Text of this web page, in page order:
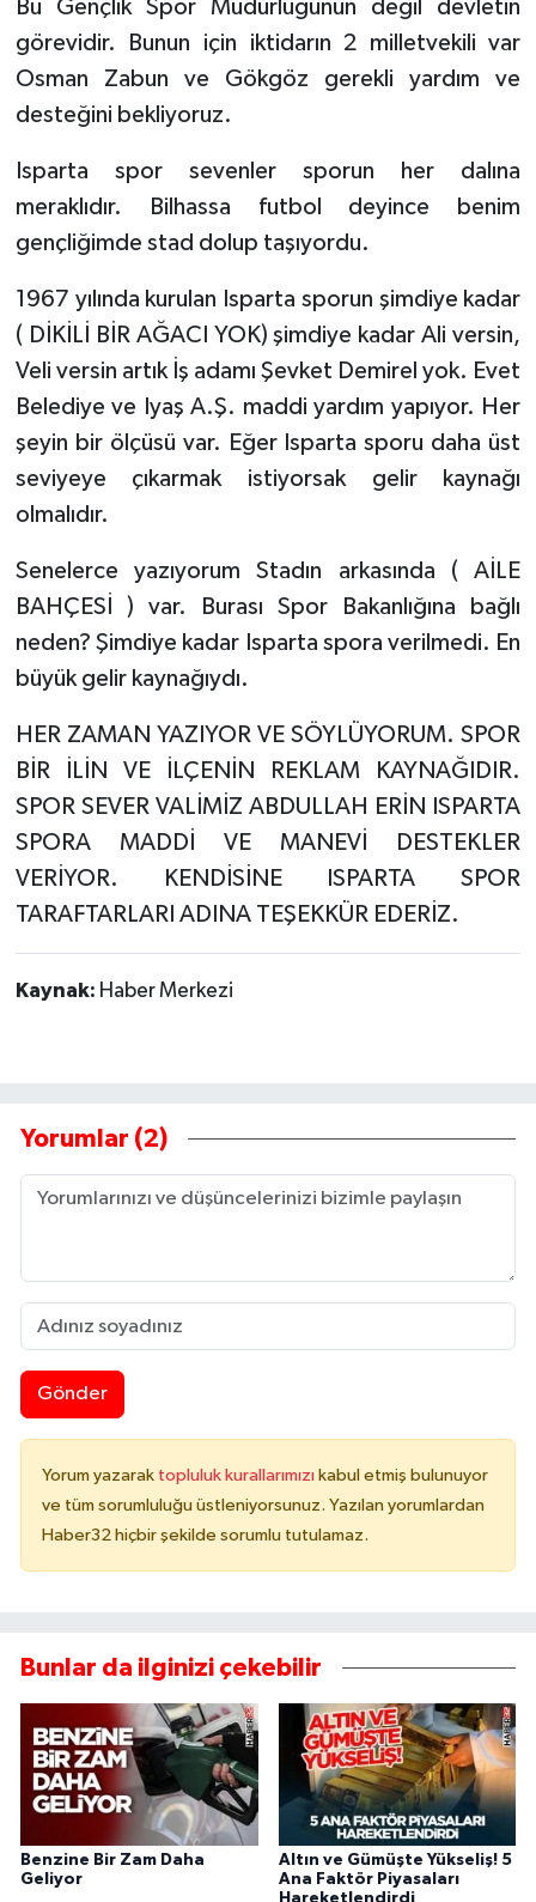
Bu Gençlik Spor Müdürlüğünün değil devletin
görevidir. Bunun için iktidarın 2 milletvekili var
Osman Zabun ve Gökgöz gerekli yardım ve
desteğini bekliyoruz.
Isparta spor sevenler sporun her dalına
meraklıdır. Bilhassa futbol deyince benim
gençliğimde stad dolup taşıyordu.
1967 yılında kurulan Isparta sporun şimdiye kadar
( DİKİLİ BİR AĞACI YOK) şimdiye kadar Ali versin,
Veli versin artık İş adamı Şevket Demirel yok. Evet
Belediye ve Iyaş A.Ş. maddi yardım yapıyor. Her
şeyin bir ölçüsü var. Eğer Isparta sporu daha üst
seviyeye çıkarmak istiyorsak gelir kaynağı
olmalıdır.
Senelerce yazıyorum Stadın arkasında ( AİLE
BAHÇESİ ) var. Burası Spor Bakanlığına bağlı
neden? Şimdiye kadar Isparta spora verilmedi. En
büyük gelir kaynağıydı.
HER ZAMAN YAZIYOR VE SÖYLÜYORUM. SPOR
BİR İLİN VE İLÇENİN REKLAM KAYNAĞIDIR.
SPOR SEVER VALİMİZ ABDULLAH ERİN ISPARTA
SPORA MADDİ VE MANEVİ DESTEKLER
VERİYOR. KENDİSİNE ISPARTA SPOR
TARAFTARLARI ADINA TEŞEKKÜR EDERİZ.
Kaynak: Haber Merkezi
Yorumlar (2)
Gönder
Yorum yazarak topluluk kurallarımızı kabul etmiş bulunuyor
ve tüm sorumluluğu üstleniyorsunuz. Yazılan yorumlardan
Haber32 hiçbir şekilde sorumlu tutulamaz.
Bunlar da ilginizi çekebilir
Benzine Bir Zam Daha
Geliyor
Altın ve Gümüşte Yükseliş! 5
Ana Faktör Piyasaları
Hareketlendirdi
İletişim
Künye